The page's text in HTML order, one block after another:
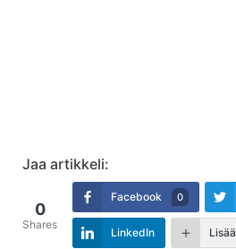
Jaa artikkeli:
0
Shares
Facebook 0
LinkedIn Lisää